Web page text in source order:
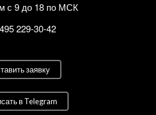
с 9 до 18 по МСК
229-30-42
заявку
в Telegram